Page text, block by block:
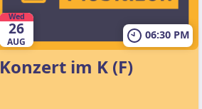
Wed
26
AUG
06:30 PM
Konzert im K (F)